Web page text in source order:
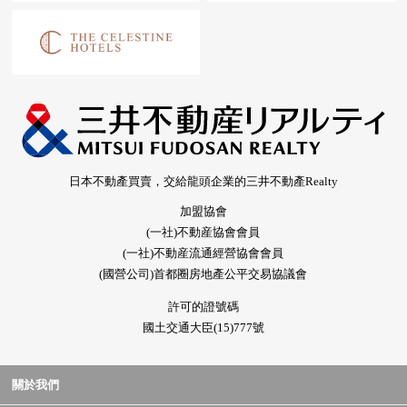
日本不動產買賣，交給龍頭企業的三井不動產Realty
加盟協會
(一社)不動産協會會員
(一社)不動産流通經營協會會員
(國營公司)首都圈房地產公平交易協議會
許可的證號碼
國土交通大臣(15)777號
關於我們